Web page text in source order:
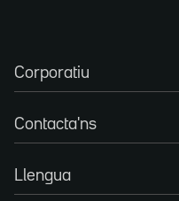
Corporatiu
Contacta'ns
Llengua